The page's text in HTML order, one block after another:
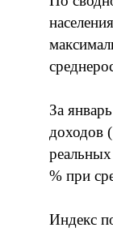
За
доходов
% при
Индекс